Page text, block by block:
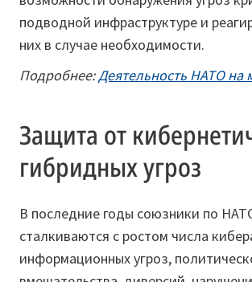
подводной инфраструктуре и
них в случае необходимости.
Подробнее:Деятельность НАТО на
Защита от
гибридных угроз
В последние годы союзники по
сталкиваются с ростом числа
информационных угроз,